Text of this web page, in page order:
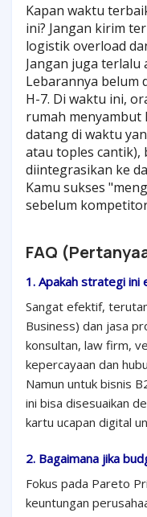
Kapan waktu
ini? Jangan kirim
logistik overload
Jangan juga terlalu
Lebarannya belum
H-7. Di waktu ini,
rumah menyambut
datang di waktu
atau toples
diintegrasikan ke
Kamu sukses
sebelum
FAQ
1. Apakah strategi ini
Sangat efektif,
Business) dan jasa
konsultan, law firm,
kepercayaan dan
Namun untuk bisnis
ini bisa disesuaikan
kartu ucapan digital
2. Bagaimana jika
Fokus pada Pareto
keuntungan